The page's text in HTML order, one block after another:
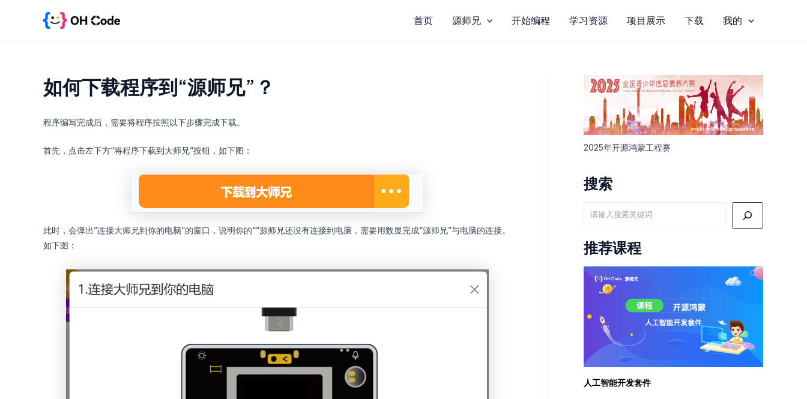
首页 源师兄 开始编程 学习资源 项目展示 下载 我的
如何下载程序到“源师兄”？
程序编写完成后，需要将程序按照以下步骤完成下载。
首先，点击左下方“将程序下载到大师兄”按钮，如下图：
此时，会弹出”连接大师兄到你的电脑”的窗口，说明你的“”源师兄还没有连接到电脑，需要用数显完成“源师兄”与电脑的连接。
如下图：
2025年开源鸿蒙工程赛
搜索
推荐课程
人工智能开发套件